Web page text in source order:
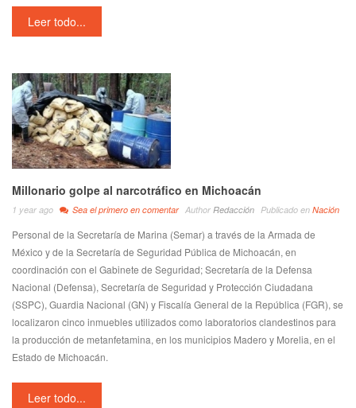
Leer todo...
Millonario golpe al narcotráfico en Michoacán
1 year ago Sea el primero en comentar Author Redacción Publicado en Nación
Personal de la Secretaría de Marina (Semar) a través de la Armada de
México y de la Secretaría de Seguridad Pública de Michoacán, en
coordinación con el Gabinete de Seguridad; Secretaría de la Defensa
Nacional (Defensa), Secretaría de Seguridad y Protección Ciudadana
(SSPC), Guardia Nacional (GN) y Fiscalía General de la República (FGR), se
localizaron cinco inmuebles utilizados como laboratorios clandestinos para
la producción de metanfetamina, en los municipios Madero y Morelia, en el
Estado de Michoacán.
Leer todo...